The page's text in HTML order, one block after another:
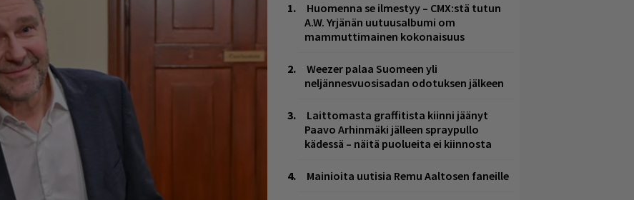
Huomenna se ilmestyy – CMX:stä tutun
A.W. Yrjänän uutuusalbumi om
mammuttimainen kokonaisuus
Weezer palaa Suomeen yli
neljännesvuosisadan odotuksen jälkeen
Laittomasta graffitista kiinni jäänyt
Paavo Arhinmäki jälleen spraypullo
kädessä – näitä puolueita ei kiinnosta
Mainioita uutisia Remu Aaltosen faneille